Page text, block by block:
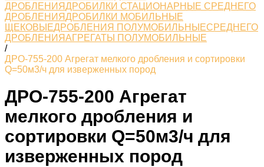
ДРОБЛЕНИЯДРОБИЛКИ СТАЦИОНАРНЫЕ СРЕДНЕГО
ДРОБЛЕНИЯДРОБИЛКИ МОБИЛЬНЫЕ
ЩЕКОВЫЕДРОБЛЕНИЯ ПОЛУМОБИЛЬНЫЕСРЕДНЕГО
ДРОБЛЕНИЯАГРЕГАТЫ ПОЛУМОБИЛЬНЫЕ
/
ДРО-755-200 Агрегат мелкого дробления и сортировки
Q=50м3/ч для изверженных пород
ДРО-755-200 Агрегат
мелкого дробления и
сортировки Q=50м3/ч для
изверженных пород